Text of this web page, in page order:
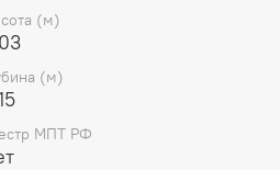
(м)
(м)
МПТ РФ